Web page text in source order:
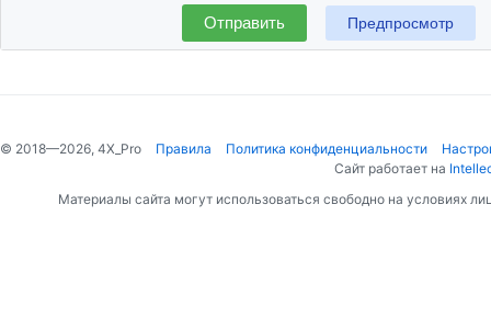
Отправить
© 2018—2026, 4X_Pro Правила Политика конфиденциальности
Сайт работает на
Материалы сайта могут использоваться свободно на условиях